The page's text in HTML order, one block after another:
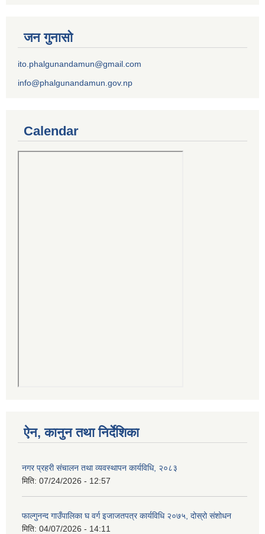
जन गुनासो
ito.phalgunandamun@gmail.com
info@phalgunandamun.gov.np
Calendar
ऐन, कानुन तथा निर्देशिका
नगर प्रहरी संचालन तथा व्यवस्थापन कार्यविधि, २०८३
मिति: 07/24/2026 - 12:57
फाल्गुनन्द गाउँपालिका घ वर्ग इजाजतपत्र कार्यविधि २०७५, दोस्रो संशोधन
मिति: 04/07/2026 - 14:11